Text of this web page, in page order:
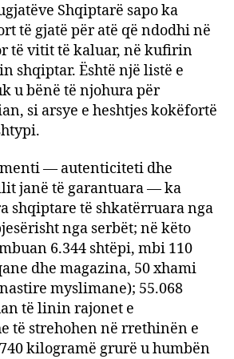
Shqiptarë sapo ka
të gjatë për atë që ndodhi në
të vitit të kaluar, në kufirin
shqiptar. Është një listë e
u bënë të njohura për
si arsye e heshtjes kokëfortë
— autenticiteti dhe
janë të garantuara — ka
shqiptare të shkatërruara nga
nga serbët; në këto
6.344 shtëpi, mbi 110
dhe magazina, 50 xhami
myslimane); 55.068
të linin rajonet e
të strehohen në rrethinën e
kilogramë grurë u humbën